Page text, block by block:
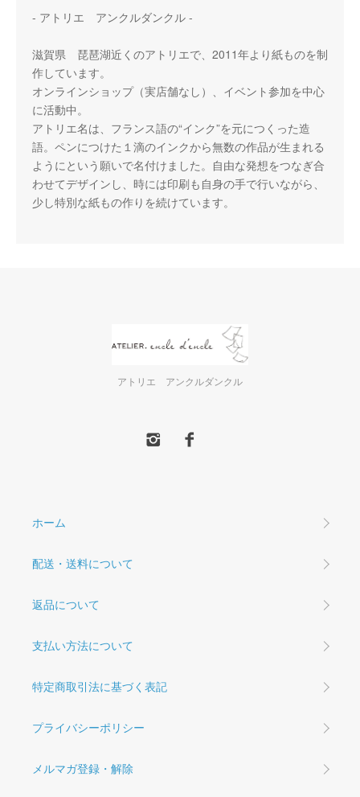
- アトリエ アンクルダンクル -
滋賀県 琵琶湖近くのアトリエで、2011年より紙ものを制
作しています。
オンラインショップ（実店舗なし）、イベント参加を中心
に活動中。
アトリエ名は、フランス語の“インク”を元につくった造
語。ペンにつけた１滴のインクから無数の作品が生まれる
ようにという願いで名付けました。自由な発想をつなぎ合
わせてデザインし、時には印刷も自身の手で行いながら、
少し特別な紙もの作りを続けています。
アトリエ アンクルダンクル
ホーム
配送・送料について
返品について
支払い方法について
特定商取引法に基づく表記
プライバシーポリシー
メルマガ登録・解除